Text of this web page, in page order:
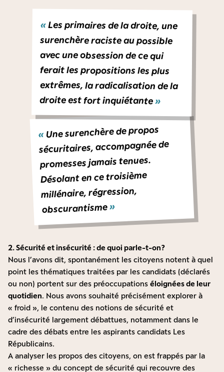
«Les primaires de la droite, une
surenchère raciste au possible
avec une obsession de ce qui
ferait les propositions les plus
extrêmes, la radicalisation de la
droite est fort inquiétante»
« Une surenchère de propos
sécuritaires, accompagnée de
promesses jamais tenues.
Désolant en ce troisième
millénaire, régression,
obscurantisme»
2. Sécurité et insécurité : de quoi parle-t-on ?
Nous l’avons dit, spontanément les citoyens notent à quel
point les thématiques traitées par les candidats (déclarés
ou non) portent sur des préoccupations éloignées de leur
quotidien. Nous avons souhaité précisément explorer à
« froid », le contenu des notions de sécurité et
d’insécurité largement débattues, notamment dans le
cadre des débats entre les aspirants candidats Les
Républicains.
A analyser les propos des citoyens, on est frappés par la
« richesse » du concept de sécurité qui recouvre des